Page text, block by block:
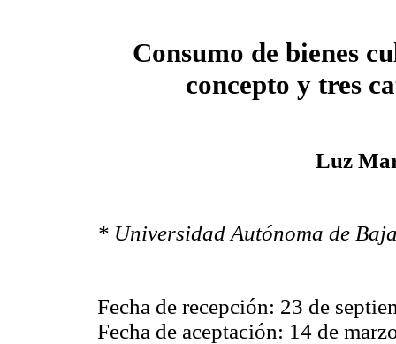
Consumo de bienes
concepto y tres
Luz
* Universidad Autónoma de
Fecha de recepción: 23 de
Fecha de aceptación: 14 de